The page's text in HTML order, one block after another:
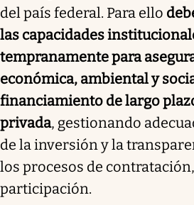
del país federal. Para ello
las capacidades
tempranamente para
económica, ambiental y
financiamiento de largo
privada, gestionando
de la inversión y la
los procesos de
participación.